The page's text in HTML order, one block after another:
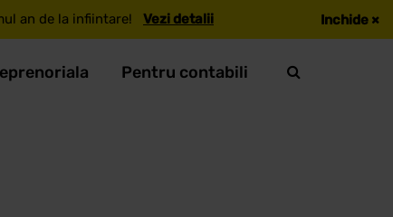
an de la infiintare! Vezi detalii Inchide ×
Pentru contabili